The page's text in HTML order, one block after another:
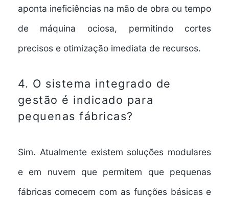
aponta ineficiências na mão de obra ou tempo
de máquina ociosa, permitindo cortes
precisos e otimização imediata de recursos.
4. O sistema integrado de
gestão é indicado para
pequenas fábricas?
Sim. Atualmente existem soluções modulares
e em nuvem que permitem que pequenas
fábricas comecem com as funções básicas e